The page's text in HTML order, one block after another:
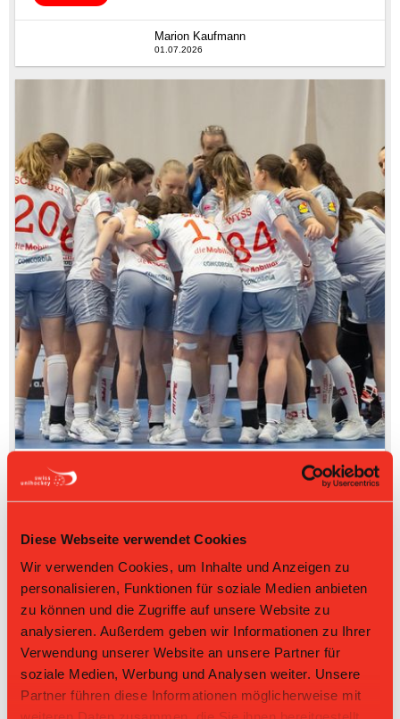
Diese Webseite verwendet Cookies
Wir verwenden Cookies, um Inhalte und Anzeigen zu
personalisieren, Funktionen für soziale Medien anbieten
zu können und die Zugriffe auf unsere Website zu
analysieren. Außerdem geben wir Informationen zu Ihrer
Verwendung unserer Website an unsere Partner für
soziale Medien, Werbung und Analysen weiter. Unsere
Partner führen diese Informationen möglicherweise mit